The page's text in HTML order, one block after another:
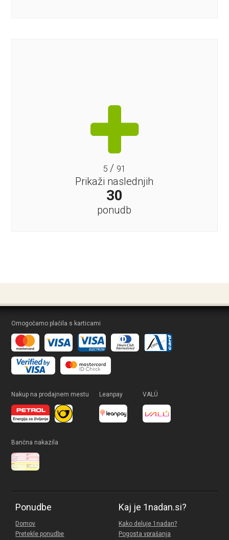
5 / 91
Prikaži naslednjih
30
ponudb
Omogočamo plačila s karticami
Nakup na prodajnem mestu Leanpay VALÚ
Bančna nakazila
Ponudbe
Domov
Pretekle ponudbe
Kaj je 1nadan.si?
Kako deluje 1nadan?
Pogosta vprašanja